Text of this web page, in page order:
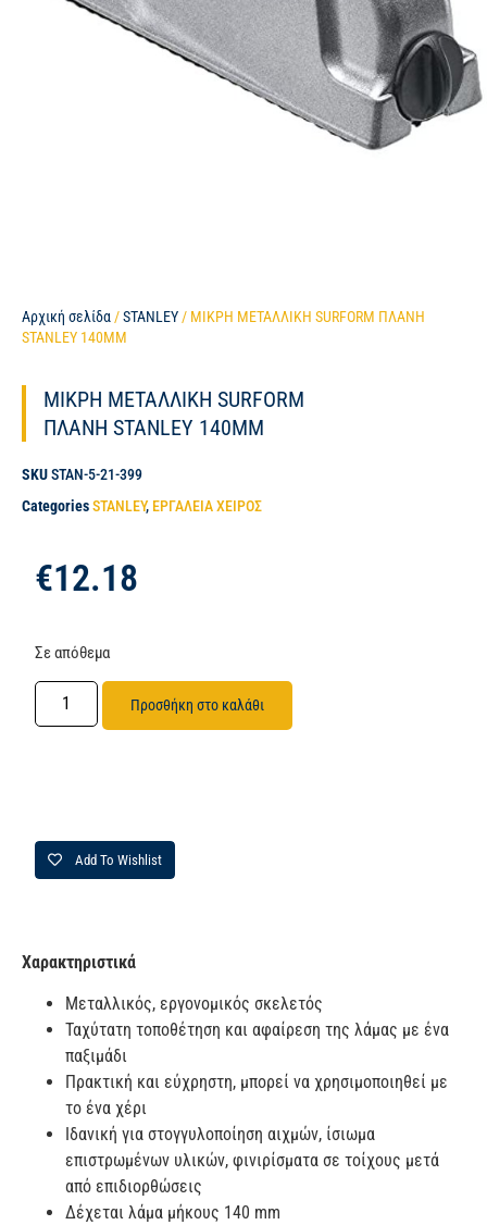
Αρχική σελίδα /STANLEY / ΜΙΚΡΗ ΜΕΤΑΛΛΙΚΗ SURFORM ΠΛΑΝΗ
STANLEY 140MM
ΜΙΚΡΗ ΜΕΤΑΛΛΙΚΗ SURFORM
ΠΛΑΝΗ STANLEY 140MM
SKUSTAN-5-21-399
CategoriesSTANLEY, ΕΡΓΑΛΕΙΑ ΧΕΙΡΟΣ
€12.18
Σε απόθεμα
Προσθήκη στο καλάθι
Add To Wishlist
Χαρακτηριστικά
Μεταλλικός, εργονομικός σκελετός
Ταχύτατη τοποθέτηση και αφαίρεση της λάμας με ένα
παξιμάδι
Πρακτική και εύχρηστη, μπορεί να χρησιμοποιηθεί με
το ένα χέρι
Ιδανική για στογγυλοποίηση αιχμών, ίσιωμα
επιστρωμένων υλικών, φινιρίσματα σε τοίχους μετά
από επιδιορθώσεις
Δέχεται λάμα μήκους 140 mm